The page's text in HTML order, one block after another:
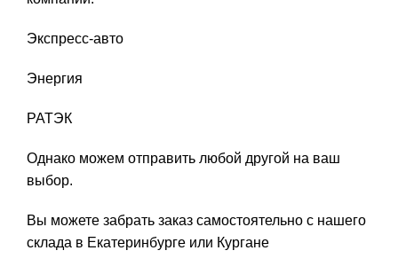
Экспресс-авто
Энергия
РАТЭК
Однако можем отправить любой другой на ваш
выбор.
Вы можете забрать заказ самостоятельно с нашего
склада в Екатеринбурге или Кургане